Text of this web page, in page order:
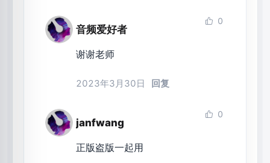
音频爱好者
0
谢谢老师
2023年3月30日 回复
janfwang
0
正版盗版一起用